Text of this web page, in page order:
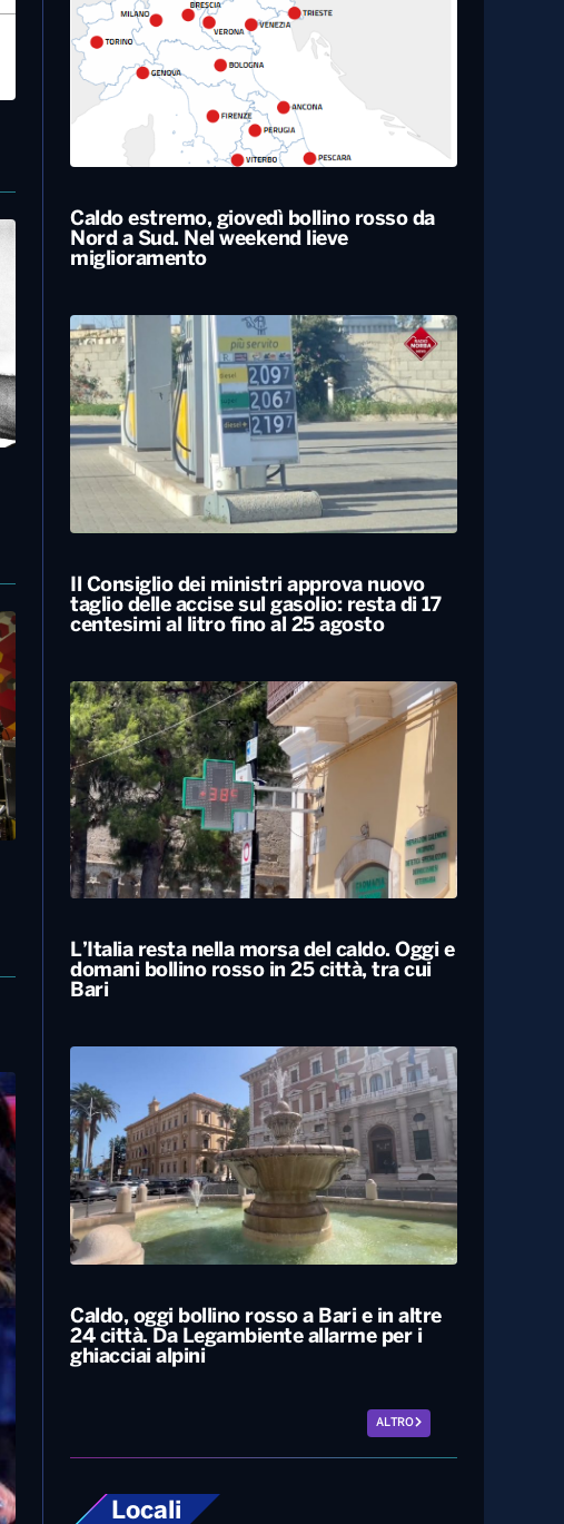
Caldo estremo, giovedì bollino rosso da
Nord a Sud. Nel weekend lieve
miglioramento
Il Consiglio dei ministri approva nuovo
taglio delle accise sul gasolio: resta di 17
centesimi al litro fino al 25 agosto
L’Italia resta nella morsa del caldo. Oggi e
domani bollino rosso in 25 città, tra cui
Bari
Caldo, oggi bollino rosso a Bari e in altre
24 città. Da Legambiente allarme per i
ghiacciai alpini
ALTRO
Locali